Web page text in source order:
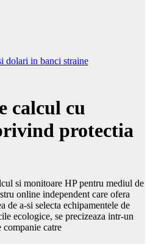
calcul cu
protectia
si monitoare HP pentru mediul de
online independent care ofera
de a-si selecta echipamentele de
ecologice, se precizeaza intr-un
companie catre